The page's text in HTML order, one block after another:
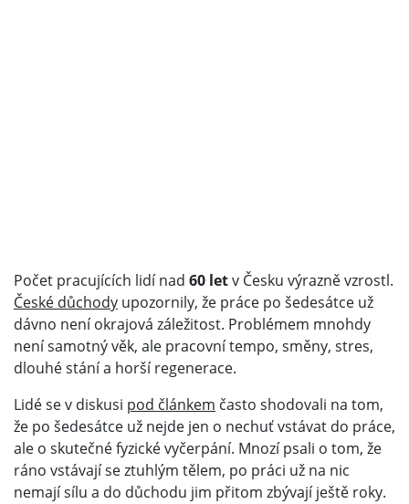
Počet pracujících lidí nad 60 letv Česku výrazně vzrostl.
České důchody upozornily, že práce po šedesátce už
dávno není okrajová záležitost. Problémem mnohdy
není samotný věk, ale pracovní tempo, směny, stres,
dlouhé stání a horší regenerace.
Lidé se v diskusi pod článkem často shodovali na tom,
že po šedesátce už nejde jen o nechuť vstávat do práce,
ale o skutečné fyzické vyčerpání. Mnozí psali o tom, že
ráno vstávají se ztuhlým tělem, po práci už na nic
nemají sílu a do důchodu jim přitom zbývají ještě roky.